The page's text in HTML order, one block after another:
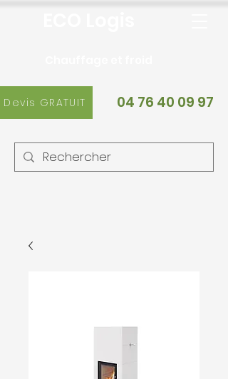
Devis GRATUIT 04 76 40 09 97